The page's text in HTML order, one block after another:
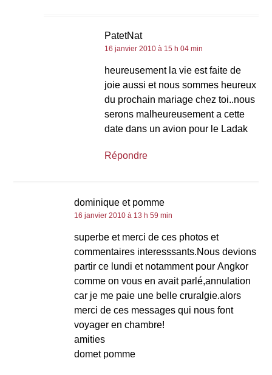
PatetNat
16 janvier 2010 à 15 h 04 min
heureusement la vie est faite de
joie aussi et nous sommes heureux
du prochain mariage chez toi..nous
serons malheureusement a cette
date dans un avion pour le Ladak
Répondre
dominique et pomme
16 janvier 2010 à 13 h 59 min
superbe et merci de ces photos et
commentaires interesssants.Nous devions
partir ce lundi et notamment pour Angkor
comme on vous en avait parlé,annulation
car je me paie une belle cruralgie.alors
merci de ces messages qui nous font
voyager en chambre!
amities
domet pomme